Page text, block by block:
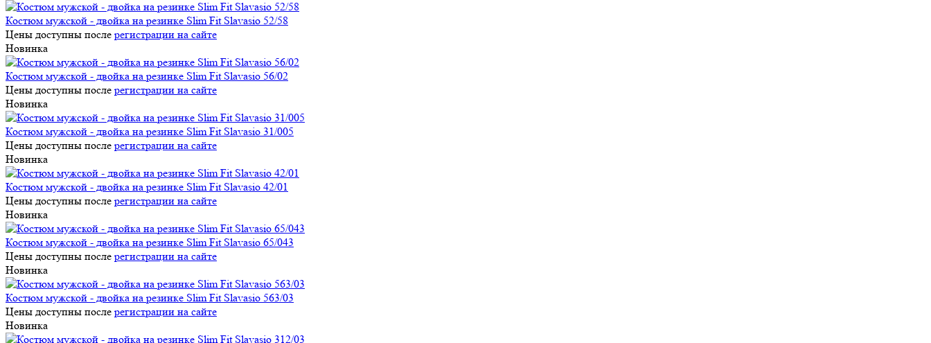
Костюм мужской - двойка на резинке Slim Fit Slavasio 52/58
Цены доступны после регистрации на сайте
Новинка
Костюм мужской - двойка на резинке Slim Fit Slavasio 56/02
Цены доступны после регистрации на сайте
Новинка
Костюм мужской - двойка на резинке Slim Fit Slavasio 31/005
Цены доступны после регистрации на сайте
Новинка
Костюм мужской - двойка на резинке Slim Fit Slavasio 42/01
Цены доступны после регистрации на сайте
Новинка
Костюм мужской - двойка на резинке Slim Fit Slavasio 65/043
Цены доступны после регистрации на сайте
Новинка
Костюм мужской - двойка на резинке Slim Fit Slavasio 563/03
Цены доступны после регистрации на сайте
Новинка